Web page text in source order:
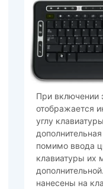
При включении
отображается
углу
помимо ввода
клавиатуры их
нанесены на